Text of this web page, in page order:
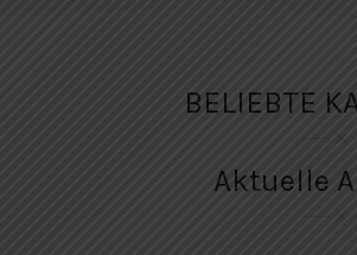
BELIEBTE
Aktuelle